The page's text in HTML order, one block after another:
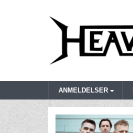
ANMELDELSER